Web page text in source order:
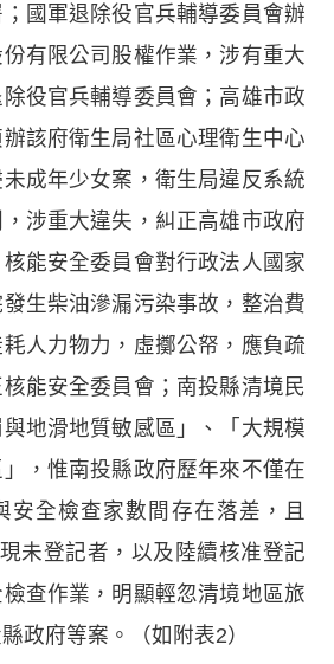
國軍退除役官兵輔導委員會辦
有限公司股權作業，涉有重大
役官兵輔導委員會；高雄市政
該府衛生局社區心理衛生中心
成年少女案，衛生局違反系統
涉重大違失，糾正高雄市政府
能安全委員會對行政法人國家
生柴油滲漏污染事故，整治費
人力物力，虛擲公帑，應負疏
能安全委員會；南投縣清境民
地滑地質敏感區」、「大規模
，惟南投縣政府歷年來不僅在
安全檢查家數間存在落差，且
未登記者，以及陸續核准登記
查作業，明顯輕忽清境地區旅
政府等案。（如附表2）